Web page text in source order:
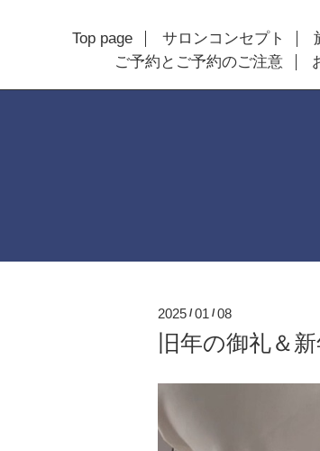
Top page サロンコンセプト
ご予約とご予約のご注意
2025 /01 /08
旧年の御礼＆